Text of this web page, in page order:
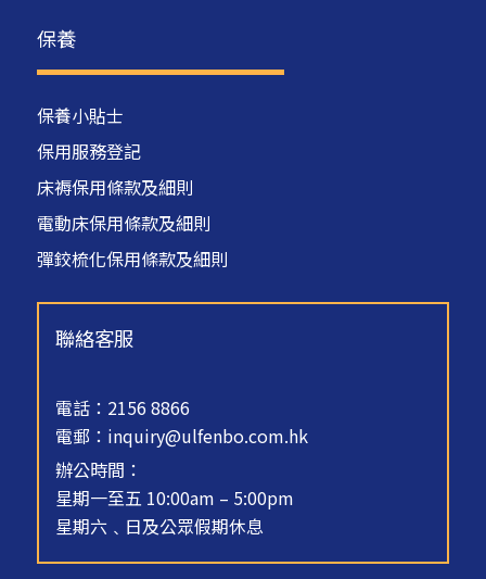
保養
保養小貼士
保用服務登記
床褥保用條款及細則
電動床保用條款及細則
彈鉸梳化保用條款及細則
聯絡客服
電話：2156 8866
電郵： inquiry@ulfenbo.com.hk
辦公時間：
星期一至五 10:00am – 5:00pm
星期六﹑日及公眾假期休息